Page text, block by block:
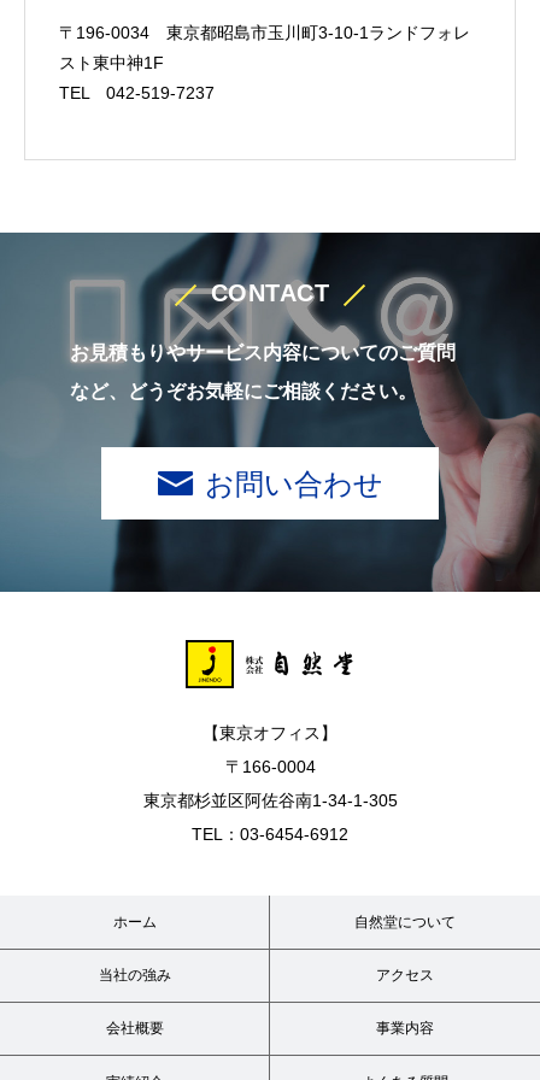
〒196-0034 東京都昭島市玉川町3-10-1ランドフォレ
スト東中神1F
TEL 042-519-7237
CONTACT
お見積もりやサービス内容についてのご質問
など、どうぞお気軽にご相談ください。
お問い合わせ
【東京オフィス】
〒166-0004
東京都杉並区阿佐谷南1-34-1-305
TEL：03-6454-6912
ホーム 自然堂について
当社の強み アクセス
会社概要 事業内容